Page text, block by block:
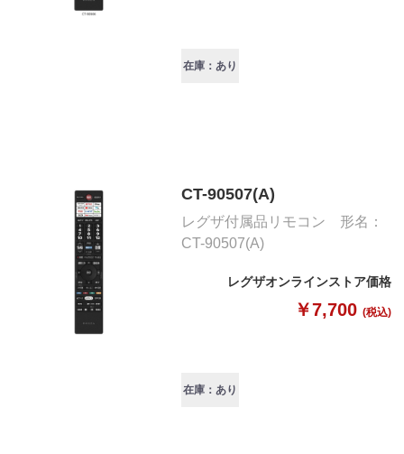
在庫：あり
CT-90507(A)
レグザ付属品リモコン 形名：
CT-90507(A)
レグザオンラインストア価格
￥7,700 (税込)
在庫：あり